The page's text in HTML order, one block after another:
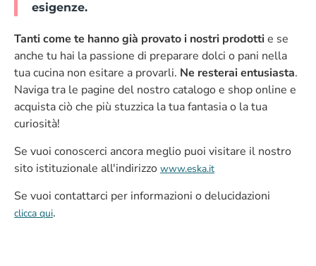
esigenze.
Tanti come te hanno già provato i nostri prodottie se
anche tu hai la passione di preparare dolci o pani nella
tua cucina non esitare a provarli. Ne resterai entusiasta.
Naviga tra le pagine del nostro catalogo e shop online e
acquista ciò che più stuzzica la tua fantasia o la tua
curiosità!
Se vuoi conoscerci ancora meglio puoi visitare il nostro
sito istituzionale all'indirizzo www.eska.it
Se vuoi contattarci per informazioni o delucidazioni
clicca qui.